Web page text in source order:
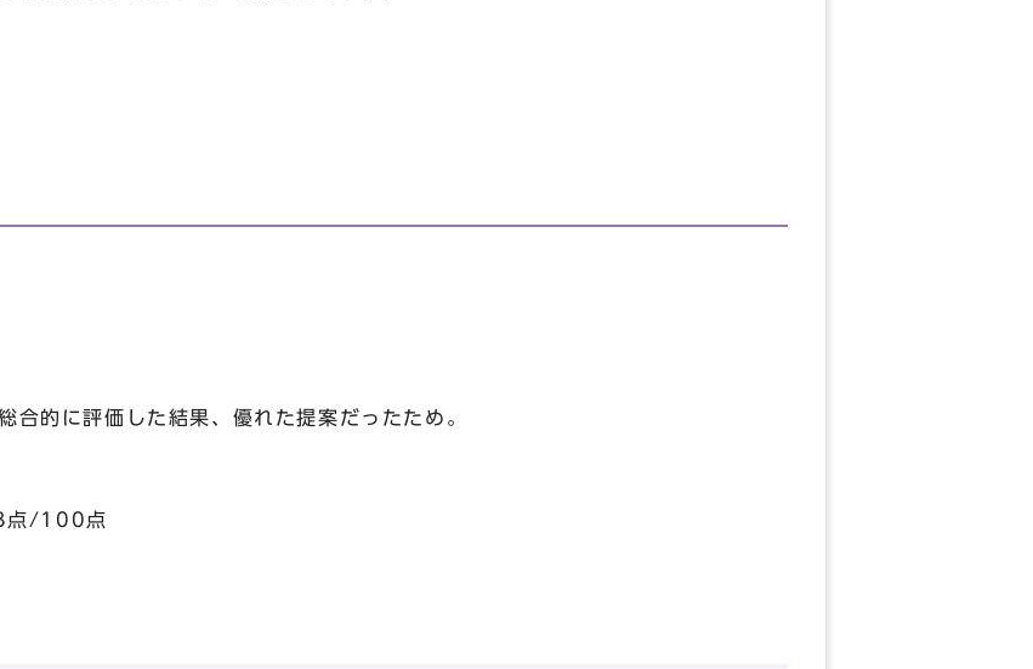
的に評価した結果、優れた提案だったため。
/100点